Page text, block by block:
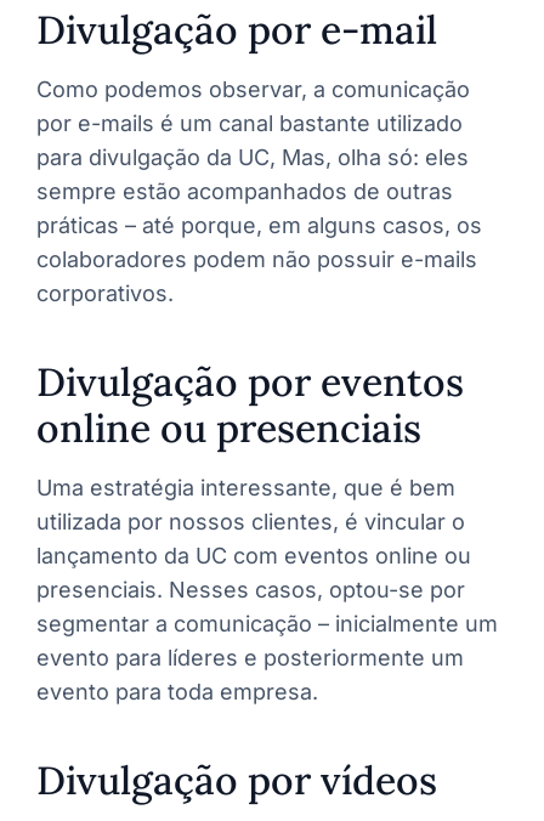
Divulgação por e-mail
Como podemos observar, a comunicação
por e-mails é um canal bastante utilizado
para divulgação da UC, Mas, olha só: eles
sempre estão acompanhados de outras
práticas – até porque, em alguns casos, os
colaboradores podem não possuir e-mails
corporativos.
Divulgação por eventos
online ou presenciais
Uma estratégia interessante, que é bem
utilizada por nossos clientes, é vincular o
lançamento da UC com eventos online ou
presenciais. Nesses casos, optou-se por
segmentar a comunicação – inicialmente um
evento para líderes e posteriormente um
evento para toda empresa.
Divulgação por vídeos